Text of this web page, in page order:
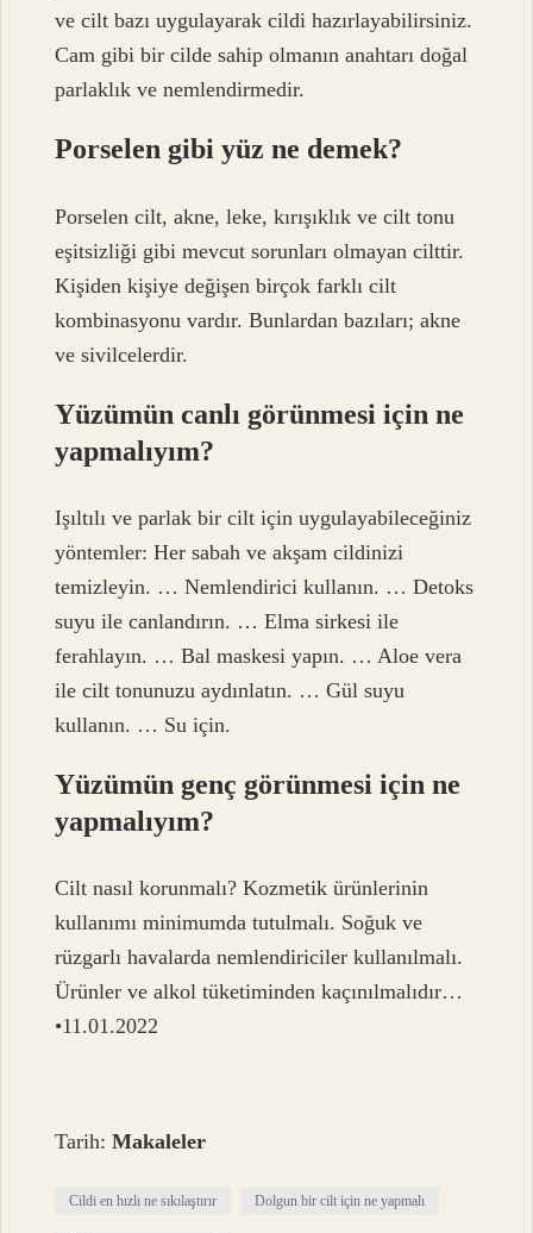
ve cilt bazı uygulayarak cildi hazırlayabilirsiniz.
Cam gibi bir cilde sahip olmanın anahtarı doğal
parlaklık ve nemlendirmedir.
Porselen gibi yüz ne demek?
Porselen cilt, akne, leke, kırışıklık ve cilt tonu
eşitsizliği gibi mevcut sorunları olmayan cilttir.
Kişiden kişiye değişen birçok farklı cilt
kombinasyonu vardır. Bunlardan bazıları; akne
ve sivilcelerdir.
Yüzümün canlı görünmesi için ne
yapmalıyım?
Işıltılı ve parlak bir cilt için uygulayabileceğiniz
yöntemler: Her sabah ve akşam cildinizi
temizleyin. … Nemlendirici kullanın. … Detoks
suyu ile canlandırın. … Elma sirkesi ile
ferahlayın. … Bal maskesi yapın. … Aloe vera
ile cilt tonunuzu aydınlatın. … Gül suyu
kullanın. … Su için.
Yüzümün genç görünmesi için ne
yapmalıyım?
Cilt nasıl korunmalı? Kozmetik ürünlerinin
kullanımı minimumda tutulmalı. Soğuk ve
rüzgarlı havalarda nemlendiriciler kullanılmalı.
Ürünler ve alkol tüketiminden kaçınılmalıdır…
•11.01.2022
Tarih:Makaleler
Cildi en hızlı ne sıkılaştırır Dolgun bir cilt için ne yapmalı